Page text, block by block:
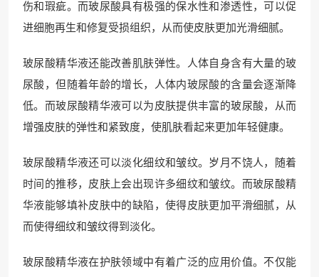
伤和瑕疵。而玻尿酸具有极强的保水性和渗透性，可以促
进细胞再生和修复受损组织，从而使皮肤更加光滑细腻。
玻尿酸精华液还能改善肌肤弹性。人体自身含有大量的玻
尿酸，但随着年龄的增长，人体内玻尿酸的含量会逐渐降
低。而玻尿酸精华液可以为皮肤提供丰富的玻尿酸，从而
增强皮肤的弹性和紧致度，使肌肤看起来更加年轻健康。
玻尿酸精华液还可以淡化细纹和皱纹。岁月不饶人，随着
时间的推移，皮肤上会出现许多细纹和皱纹。而玻尿酸精
华液能够填补皮肤中的缺陷，使得皮肤更加平滑细腻，从
而使得细纹和皱纹得到淡化。
玻尿酸精华液在护肤领域中有着广泛的应用价值。不仅能